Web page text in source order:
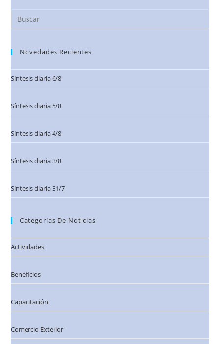
Novedades Recientes
Síntesis diaria 6/8
Síntesis diaria 5/8
Síntesis diaria 4/8
Síntesis diaria 3/8
Síntesis diaria 31/7
Categorías De Noticias
Actividades
Beneficios
Capacitación
Comercio Exterior